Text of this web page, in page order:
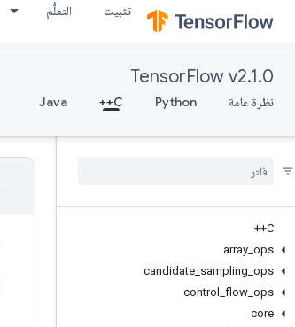
تثبيت التعلُّم
TensorFlow v2.1.0
نظرة عامة Python
C++
Java
C++
array ops
candidate sampling ops
control
flow ops
core